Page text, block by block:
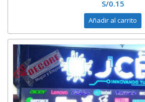
S/0.15
Añadir al carrito